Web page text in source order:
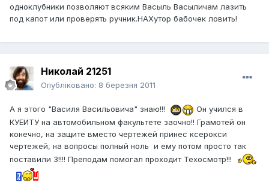
одноклубники позволяют всяким Васыль Васыличам лазить
под капот или проверять ручник.НАХутор бабочек ловить!
Николай 21251
Опубліковано: 8 березня 2011
А я этого "Василя Васильовича" знаю!!!
Он учился в
КУЕИТУ на автомобильном факультете заочно!! Грамотей он
конечно, на защите вместо чертежей принес ксерокси
чертежей, на вопросы полный ноль и ему потом просто так
поставили 3!!!! Преподам помогал проходит Техосмотр!!!